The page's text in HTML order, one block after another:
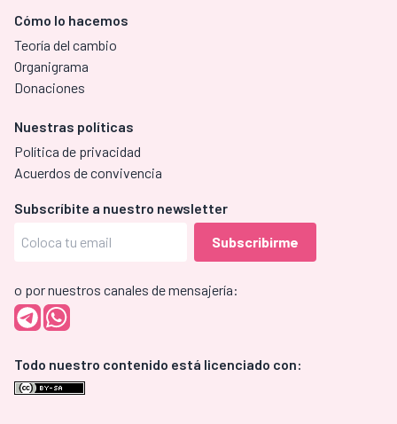
Cómo lo hacemos
Teoría del cambio
Organigrama
Donaciones
Nuestras políticas
Política de privacidad
Acuerdos de convivencia
Subscríbite a nuestro newsletter
o por nuestros canales de mensajería:
Todo nuestro contenido está licenciado con: